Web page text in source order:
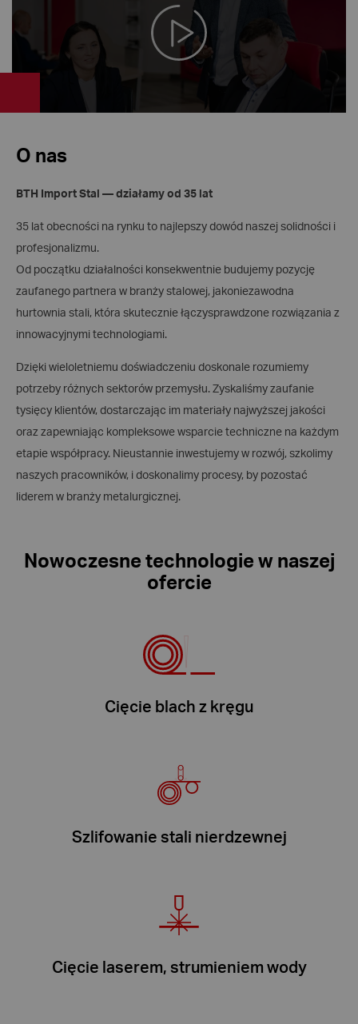
O nas
BTH Import Stal — działamy od 35 lat
35 lat obecności na rynku to najlepszy dowód naszej solidności i
profesjonalizmu.
Od początku działalności konsekwentnie budujemy pozycję
zaufanego partnera w branży stalowej, jakoniezawodna
hurtownia stali, która skutecznie łączysprawdzone rozwiązania z
innowacyjnymi technologiami.
Dzięki wieloletniemu doświadczeniu doskonale rozumiemy
potrzeby różnych sektorów przemysłu. Zyskaliśmy zaufanie
tysięcy klientów, dostarczając im materiały najwyższej jakości
oraz zapewniając kompleksowe wsparcie techniczne na każdym
etapie współpracy. Nieustannie inwestujemy w rozwój, szkolimy
naszych pracowników, i doskonalimy procesy, by pozostać
liderem w branży metalurgicznej.
Nowoczesne technologie w naszej
ofercie
Cięcie blach z kręgu
Szlifowanie stali nierdzewnej
Cięcie laserem, strumieniem wody